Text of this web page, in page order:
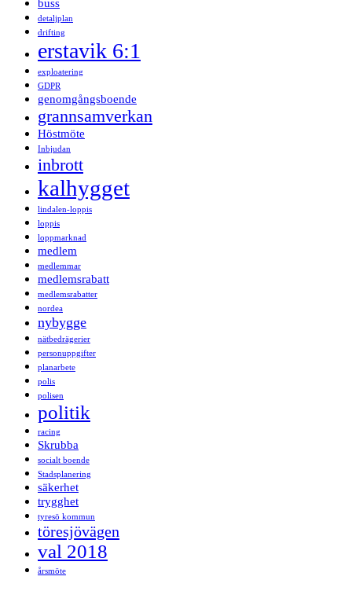
buss
detaljplan
drifting
erstavik 6:1
exploatering
GDPR
genomgångsboende
grannsamverkan
Höstmöte
Inbjudan
inbrott
kalhygget
lindalen-loppis
loppis
loppmarknad
medlem
medlemmar
medlemsrabatt
medlemsrabatter
nordea
nybygge
nätbedrägerier
personuppgifter
planarbete
polis
polisen
politik
racing
Skrubba
socialt boende
Stadsplanering
säkerhet
trygghet
tyresö kommun
töresjövägen
val 2018
årsmöte